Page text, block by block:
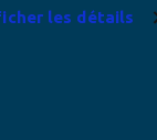
les détails